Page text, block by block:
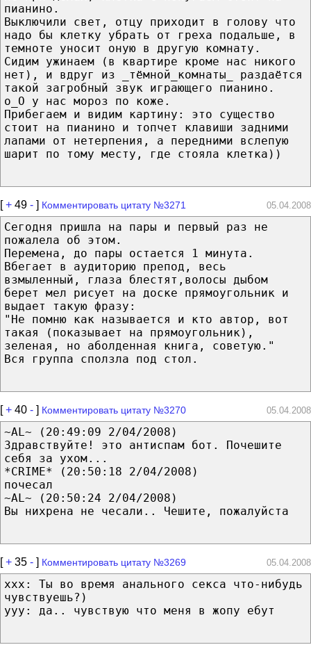
пианино.
Выключили свет, отцу приходит в голову что
надо бы клетку убрать от греха подальше, в
темноте уносит оную в другую комнату.
Сидим ужинаем (в квартире кроме нас никого
нет), и вдруг из _тёмной_комнаты_ раздаётся
такой загробный звук играющего пианино.
о_О у нас мороз по коже.
Прибегаем и видим картину: это существо
стоит на пианино и топчет клавиши задними
лапами от нетерпения, а передними вслепую
шарит по тому месту, где стояла клетка))
[+ 49 - ] Комментировать цитату №3271 05.04.2008
Сегодня пришла на пары и первый раз не
пожалела об этом.
Перемена, до пары остается 1 минута.
Вбегает в аудиторию препод, весь
взмыленный, глаза блестят,волосы дыбом
берет мел рисует на доске прямоугольник и
выдает такую фразу:
"Не помню как называется и кто автор, вот
такая (показывает на прямоугольник),
зеленая, но аболденная книга, советую."
Вся группа сползла под стол.
[+ 40 - ] Комментировать цитату №3270 05.04.2008
~AL~ (20:49:09 2/04/2008)
Здравствуйте! это антиспам бот. Почешите
себя за ухом...
*CRIME* (20:50:18 2/04/2008)
почесал
~AL~ (20:50:24 2/04/2008)
Вы нихрена не чесали.. Чешите, пожалуйста
[+ 35 - ] Комментировать цитату №3269 05.04.2008
ххх: Ты во время анального секса что-нибудь
чувствуешь?)
yyy: да.. чувствую что меня в жопу ебут